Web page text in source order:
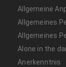
Allgemeine
Allgemeines
Allgemeines
Alone in the
Anerkenntnis